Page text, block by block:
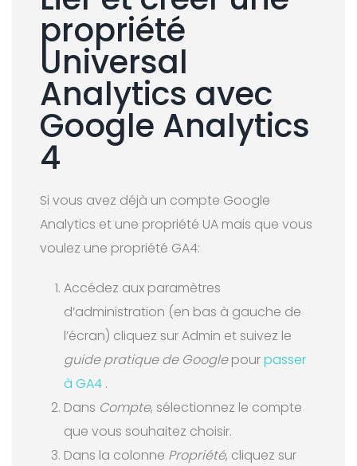
propriété
Universal
Analytics avec
Google Analytics
4
Si vous avez déjà un compte Google
Analytics et une propriété UA mais que vous
voulez une propriété GA4:
Accédez aux paramètres
d’administration (en bas à gauche de
l’écran) cliquez sur Admin et suivez le
guide pratique de Googlepourpasser
à GA4 .
Dans Compte, sélectionnez le compte
que vous souhaitez choisir.
Dans la colonne Propriété, cliquez sur